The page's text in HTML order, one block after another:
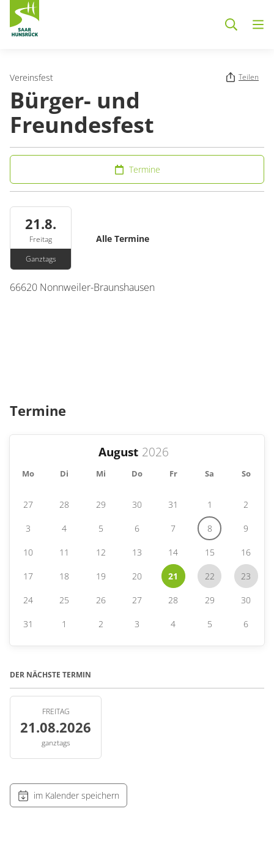
Vereinsfest Teilen
Bürger- und
Freundesfest
Termine
21.8.
Freitag
Ganztags
Alle Termine
66620 Nonnweiler-Braunshausen
Termine
August
Mo Di Mi Do Fr Sa So
27 28 29 30 31 1 2
3 4 5 6 7 8 9
10 11 12 13 14 15 16
17 18 19 20 21 22 23
24 25 26 27 28 29 30
31 1 2 3 4 5 6
DER NÄCHSTE TERMIN
FREITAG
21.08.2026
ganztags
im Kalender speichern